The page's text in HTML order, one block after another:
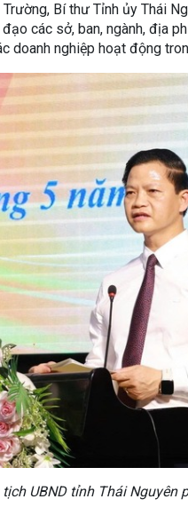
Bí thư Tỉnh ủy Thái
các sở, ban, ngành, địa
doanh nghiệp hoạt động
UBND tỉnh Thái Nguyên